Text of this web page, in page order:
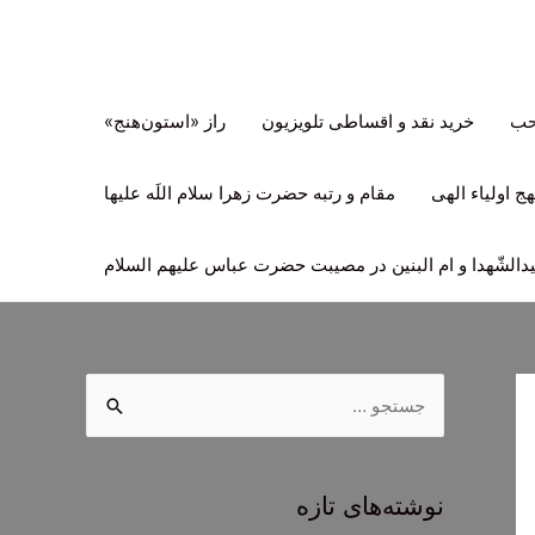
خرید نقد و اقساطی تلویزیون راز «استون‌هنج»
اولیاء الهی مقام و رتبه حضرت زهرا سلام اللَه علیها
و ام البنین در مصیبت حضرت عباس علیهم السلام
جنوشته‌های تازه